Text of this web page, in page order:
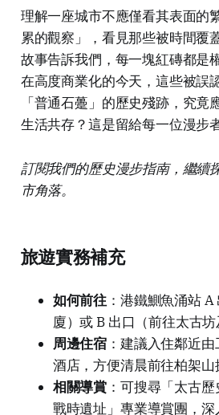
理解一座城市不應僅看其表面的
累的觀察」，看見那些被時間覆
故事告訴我們，每一塊紅磚都是
在高度商業化的今天，這些被誤
「普通石躉」的歷史殘跡，究竟
生活共存？這是留給每一位漫步
訂閱我們的歷史漫步指南，繼續
市角落。
旅遊實務補充
如何前往 ：港鐵鰂魚涌站
廈）或 B 出口（前往太古坊
周邊住宿 ：建議入住鄰近
酒店，方便清晨前往柏架山
相關導賞 ：可搜尋「太古
戰時遺址」專業導賞團，